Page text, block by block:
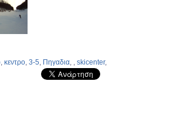
, κεντρο, 3-5, Πηγαδια, , skicenter,